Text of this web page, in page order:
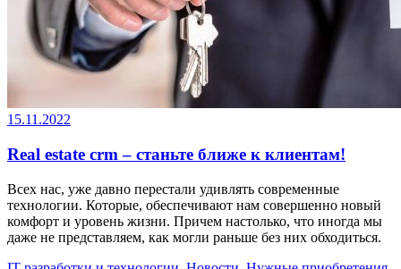
15.11.2022
Real estate crm – станьте ближе к клиентам!
Всех нас, уже давно перестали удивлять современные
технологии. Которые, обеспечивают нам совершенно новый
комфорт и уровень жизни. Причем настолько, что иногда мы
даже не представляем, как могли раньше без них обходиться.